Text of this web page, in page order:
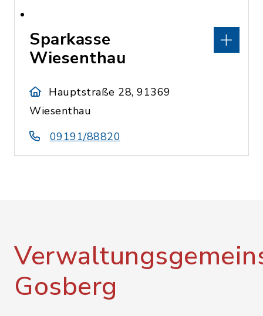
Sparkasse
Wiesenthau
Hauptstraße 28, 91369
Wiesenthau
09191/88820
Gosberg